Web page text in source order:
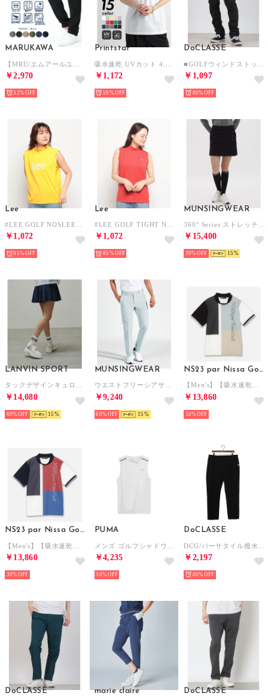
MARUKAWA
￥2,970
32%
Printstar
￥1,172
59%
DoCLASSE
￥1,097
80%
Lee
￥1,072
85%
Lee
￥1,072
85%
MUNSINGWEAR
￥15,400
30% 15
LANVIN SPORT
タックデザインキュロット【Sunscreen NIR/吸汗速乾/ストレッチ】
￥14,080
60% 15
MUNSINGWEAR
ウエストフリーシアサッカーストライプパンツ
￥9,240
60% 15
NS23 par Nissa Golf
【Men's】【吸水速乾】マリーンフラッグモックネック （ブラック）
￥13,860
30%
NS23 par Nissa Golf
￥13,860
30%
PUMA
￥4,235
30%
DoCLASSE
￥2,197
80%
DoCLASSE marie claire DoCLASSE